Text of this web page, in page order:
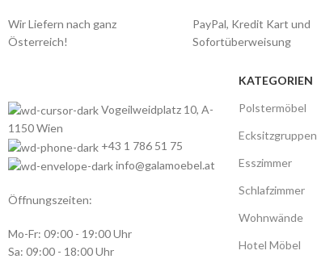
Wir Liefern nach ganz
Österreich!
PayPal, Kredit Kart und
Sofortüberweisung
Vogeilweidplatz 10, A-
1150 Wien
+43 1 786 51 75
info@galamoebel.at
Öffnungszeiten:
Mo-Fr: 09:00 - 19:00 Uhr
Sa: 09:00 - 18:00 Uhr
KATEGORIEN
Polstermöbel
Ecksitzgruppen
Esszimmer
Schlafzimmer
Wohnwände
Hotel Möbel